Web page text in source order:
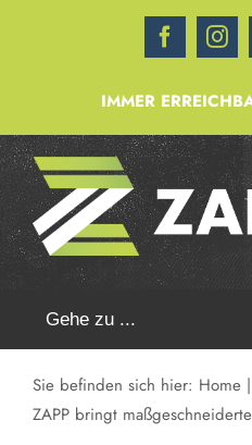
Facebook
IMMER
Gehe zu ...
Sie befinden sich hier: Home
ZAPP bringt